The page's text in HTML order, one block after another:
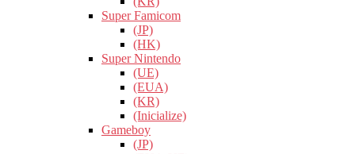
Super Famicom
(JP)
(HK)
Super Nintendo
(UE)
(EUA)
(KR)
(Inicialize)
Gameboy
(JP)